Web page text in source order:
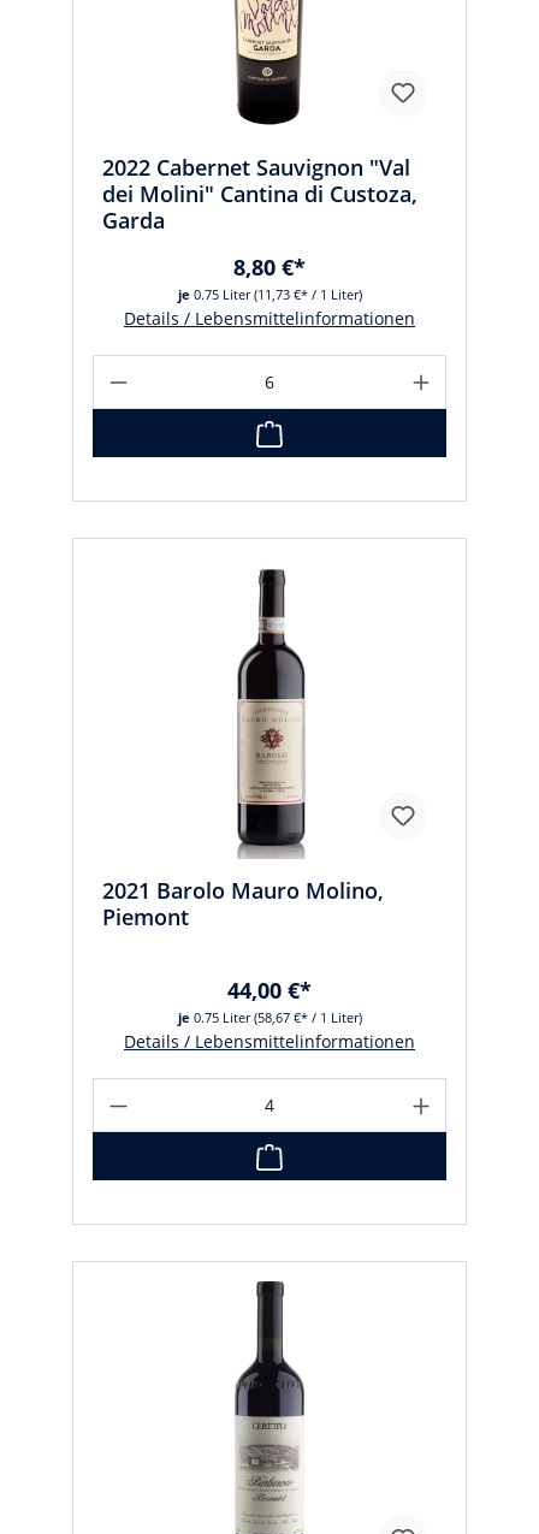
2022 Cabernet Sauvignon "Val
dei Molini" Cantina di Custoza,
Garda
je 0.75 Liter(11,73 €* / 1 Liter)
8,80 €*
Details / Lebensmittelinformationen
2021 Barolo Mauro Molino,
Piemont
je 0.75 Liter(58,67 €* / 1 Liter)
44,00 €*
Details / Lebensmittelinformationen